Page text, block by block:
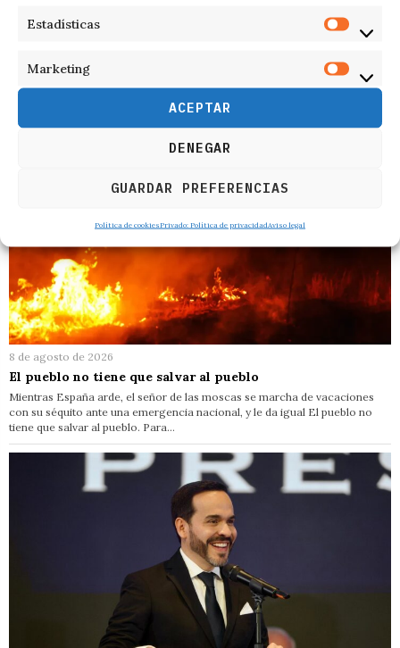
Estadísticas
Marketing
ACEPTAR
DENEGAR
GUARDAR PREFERENCIAS
Política de cookiesPrivado: Política de privacidadAviso legal
RELACIONADOS
8 de agosto de 2026
El pueblo no tiene que salvar al pueblo
Mientras España arde, el señor de las moscas se marcha de vacaciones
con su séquito ante una emergencia nacional, y le da igual El pueblo no
tiene que salvar al pueblo. Para…